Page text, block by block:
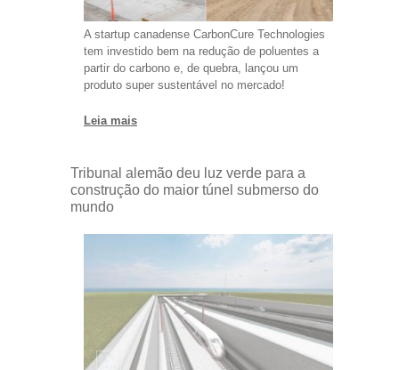
A startup canadense CarbonCure Technologies
tem investido bem na redução de poluentes a
partir do carbono e, de quebra, lançou um
produto super sustentável no mercado!
Leia mais
Tribunal alemão deu luz verde para a
construção do maior túnel submerso do
mundo